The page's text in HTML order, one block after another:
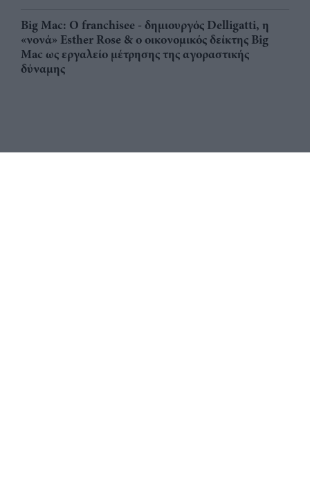
Big Mac: Ο franchisee - δημιουργός Delligatti, η
«νονά» Esther Rose & ο οικονομικός δείκτης Big
Mac ως εργαλείο μέτρησης της αγοραστικής
δύναμης